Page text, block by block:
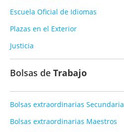
Escuela Oficial de Idiomas
Plazas en el Exterior
Justicia
Bolsas de Trabajo
Bolsas extraordinarias Secundaria
Bolsas extraordinarias Maestros